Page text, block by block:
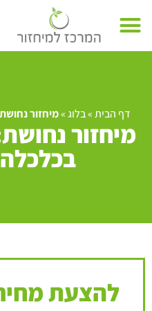
דף הבית»בלוג»מיחזור
מיחזור
להצעת